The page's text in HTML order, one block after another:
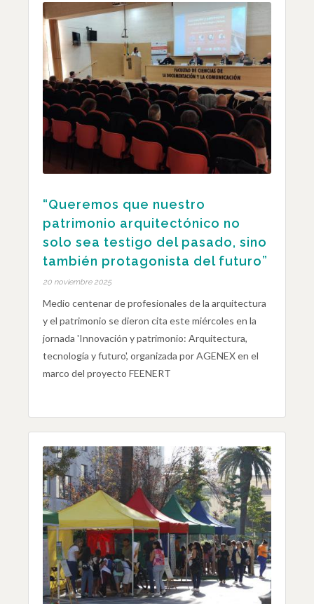
“Queremos que nuestro
patrimonio arquitectónico no
solo sea testigo del pasado, sino
también protagonista del futuro”
20 noviembre 2025
Medio centenar de profesionales de la arquitectura
y el patrimonio se dieron cita este miércoles en la
jornada 'Innovación y patrimonio: Arquitectura,
tecnología y futuro', organizada por AGENEX en el
marco del proyecto FEENERT